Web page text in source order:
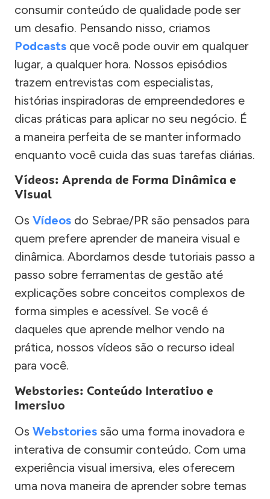
consumir conteúdo de qualidade pode ser
um desafio. Pensando nisso, criamos
Podcasts que você pode ouvir em qualquer
lugar, a qualquer hora. Nossos episódios
trazem entrevistas com especialistas,
histórias inspiradoras de empreendedores e
dicas práticas para aplicar no seu negócio. É
a maneira perfeita de se manter informado
enquanto você cuida das suas tarefas diárias.
Vídeos: Aprenda de Forma Dinâmica e
Visual
Os Vídeos do Sebrae/PR são pensados para
quem prefere aprender de maneira visual e
dinâmica. Abordamos desde tutoriais passo a
passo sobre ferramentas de gestão até
explicações sobre conceitos complexos de
forma simples e acessível. Se você é
daqueles que aprende melhor vendo na
prática, nossos vídeos são o recurso ideal
para você.
Webstories: Conteúdo Interativo e
Imersivo
Os Webstories são uma forma inovadora e
interativa de consumir conteúdo. Com uma
experiência visual imersiva, eles oferecem
uma nova maneira de aprender sobre temas